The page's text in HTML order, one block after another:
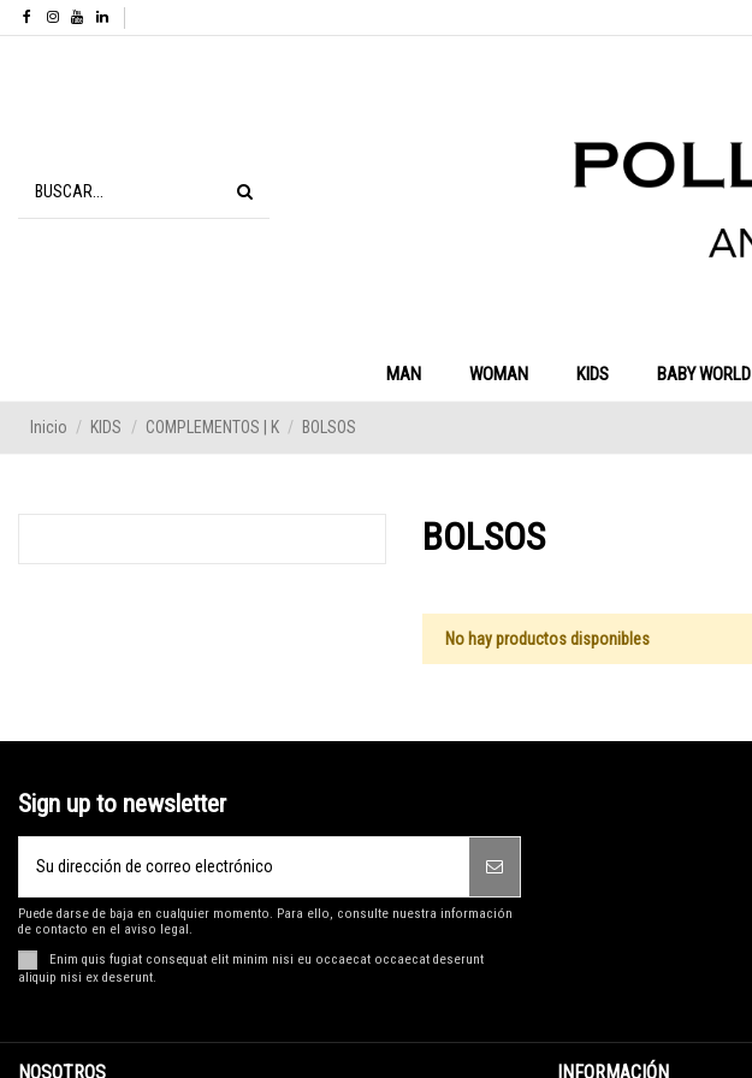
MAN WOMAN KIDS BABY WORLD
Inicio KIDS COMPLEMENTOS | K BOLSOS
BOLSOS
No hay productos disponibles
Sign up to newsletter
Puede darse de baja en cualquier momento. Para ello, consulte nuestra información
de contacto en el aviso legal.
Enim quis fugiat consequat elit minim nisi eu occaecat occaecat deserunt
aliquip nisi ex deserunt.
NOSOTROS INFORMACIÓN